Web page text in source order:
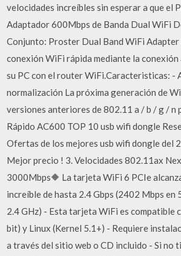
velocidades increíbles sin esperar a que el
Adaptador 600Mbps de Banda Dual WiFi
Conjunto: Proster Dual Band WiFi Adapter
conexión WiFi rápida mediante la conexión
su PC con el router WiFi.Caracteristicas: -
normalización La próxima generación de
versiones anteriores de 802.11 a / b / g / n
Rápido AC600 TOP 10 usb wifi dongle
Ofertas de los mejores usb wifi dongle del
Mejor precio ! 3. Velocidades 802.11ax
3000Mbps🔶 La tarjeta WiFi 6 PCIe
increíble de hasta 2.4 Gbps (2402 Mbps en
2.4 GHz) - Esta tarjeta WiFi es compatible
bit) y Linux (Kernel 5.1+) - Requiere
a través del sitio web o CD incluido - Si no